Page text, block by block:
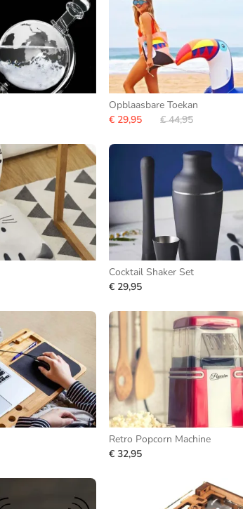
Opblaasbare Toekan
€ 29,95
€ 44,95
Cocktail Shaker Set
€ 29,95
Retro Popcorn Machine
€ 32,95